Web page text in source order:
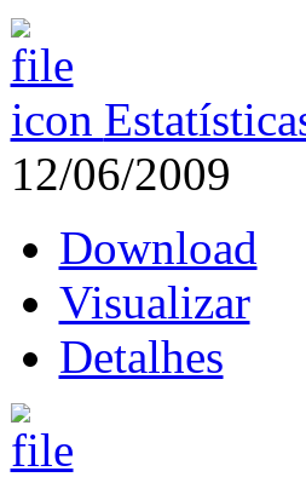
12/06/2009
Download
Visualizar
Detalhes